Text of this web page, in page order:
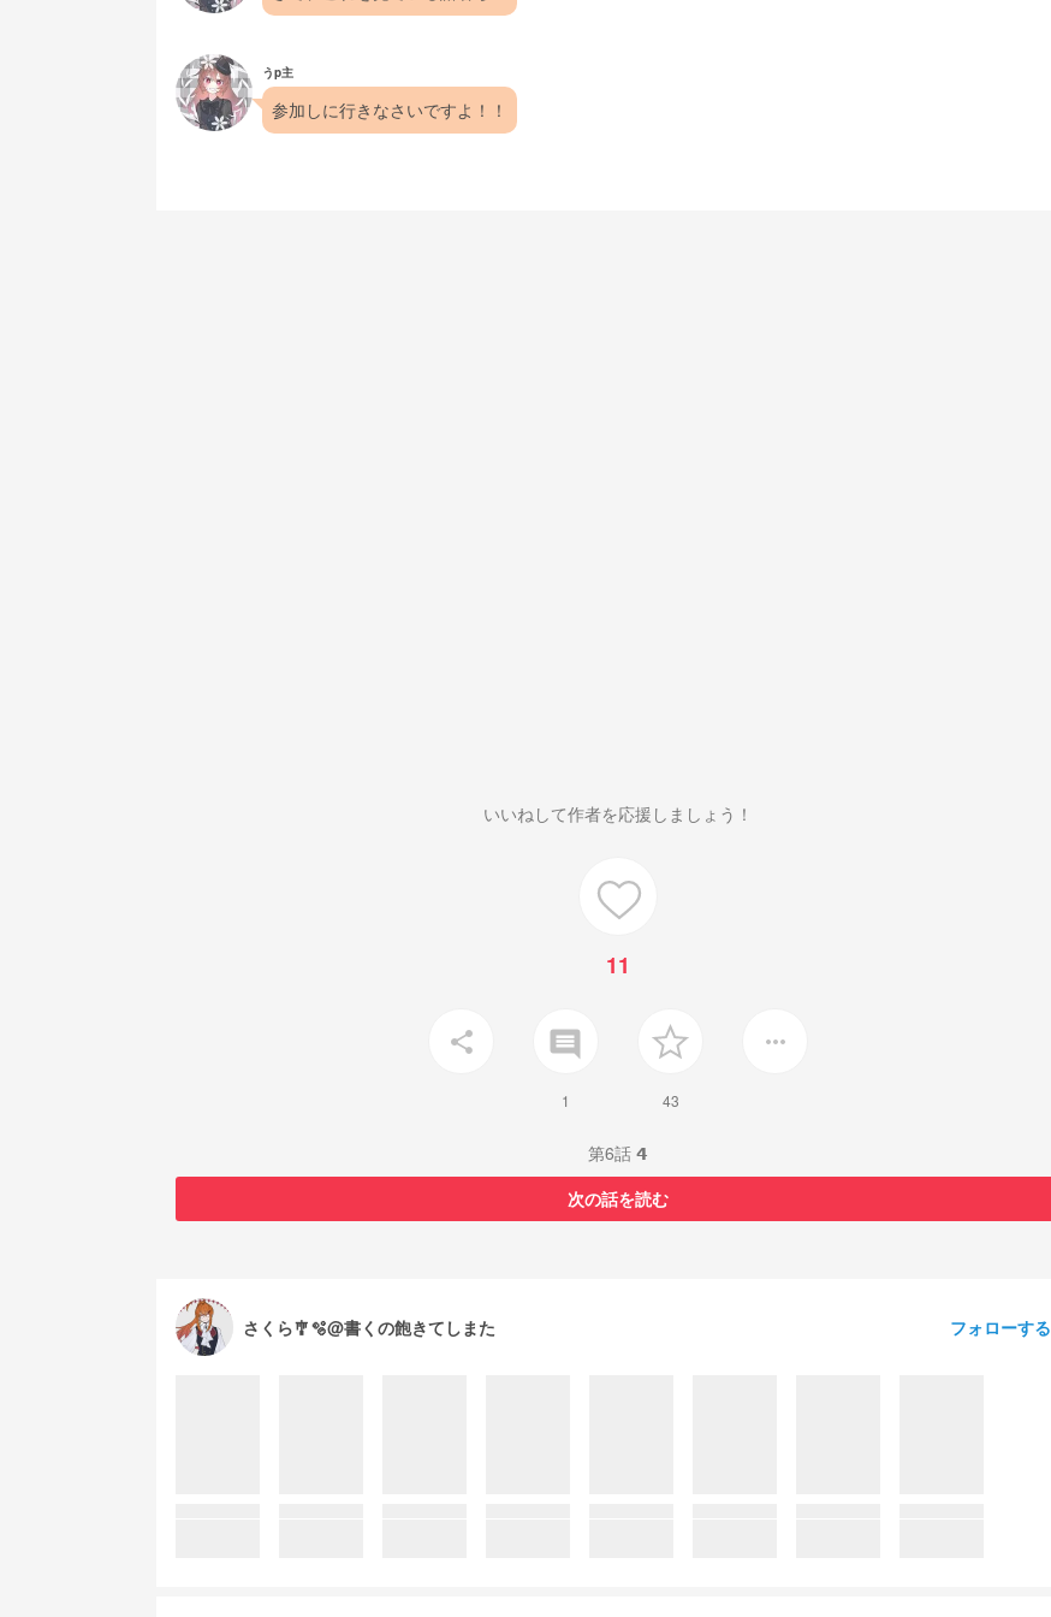
うp主
参加しに行きなさいですよ！！
いいねして作者を応援しましょう！
11
share insert_comment
1 43
more_horiz
第6話 𝟰
次の話を読む
さくら🎐🫧@書くの飽きてしまた フォローする